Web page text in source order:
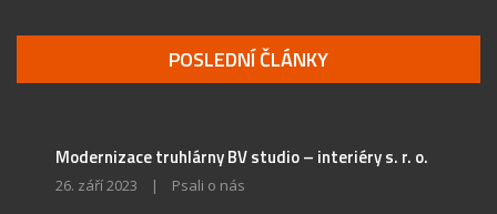
POSLEDNÍ ČLÁNKY
Modernizace truhlárny BV studio – interiéry s. r. o.
26. září 2023 | Psali o nás